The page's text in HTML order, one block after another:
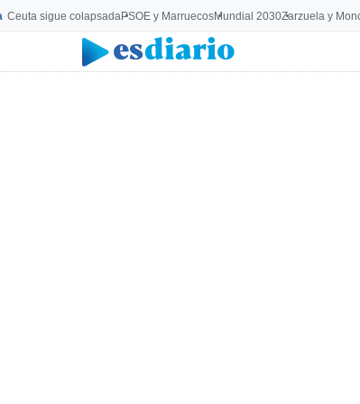
Ceuta sigue colapsadaPSOE y MarruecosMundial 2030Zarzuela y